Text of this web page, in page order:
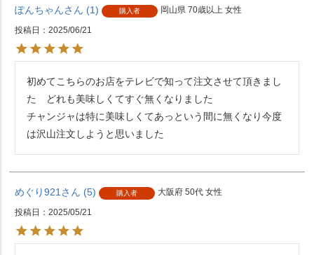
ぽんちゃん 1 購入者 岡山県 70歳以上 女性
投稿日 2025/06/21
初めてこちらのお店をテレビで知って注文させて頂きまし
た　どれも美味しくてすぐ無くなりました
チャンジャは特に美味しくてあっという間に無くなり今度
は沢山注文しようと思いました
めぐり921 5 購入者 大阪府 50代 女性
投稿日 2025/05/21